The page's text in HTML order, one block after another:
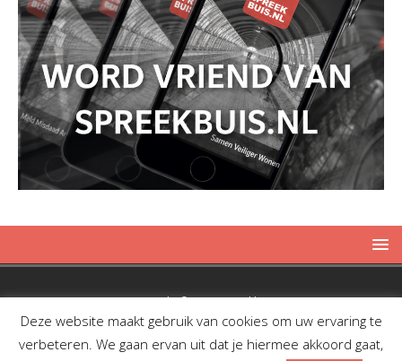
Copyright © 2019 Spreekbuis
Deze website maakt gebruik van cookies om uw ervaring te
verbeteren. We gaan ervan uit dat je hiermee akkoord gaat,